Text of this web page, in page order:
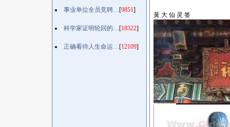
事业单位全员竞聘…[9851]
科学家证明轮回的…[18322]
正确看待人生命运…[12109]
黃 大 仙 灵 签